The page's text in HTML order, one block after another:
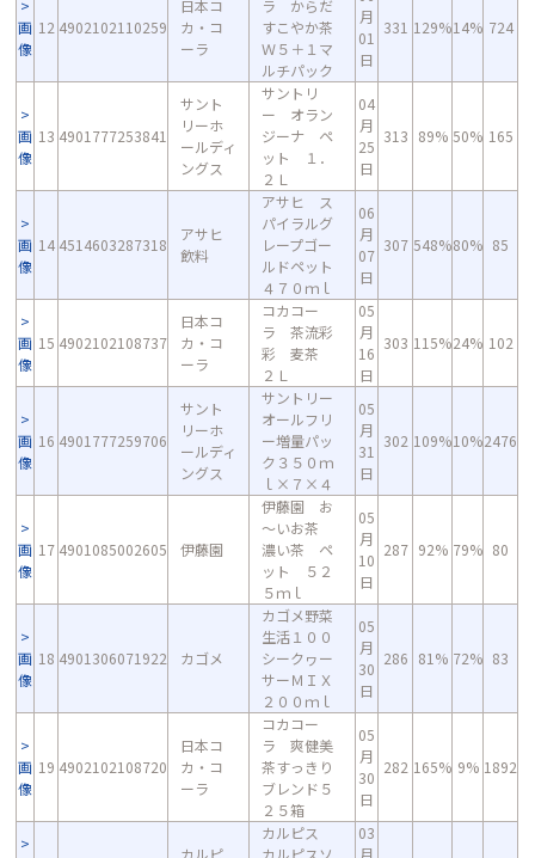
画
像
12 4902102110259
日本コ
カ・コ
ーラ
ラ からだ
すこやか茶
Ｗ５＋１マ
ルチパック
月
01
日
331 129%14% 724
画
像
13 4901777253841
サント
リーホ
ールディ
ングス
サントリ
ー オラン
ジーナ ペ
ット １．
２Ｌ
04
月
25
日
313 89% 50% 165
画
像
14 4514603287318
アサヒ
飲料
アサヒ ス
パイラルグ
レープゴー
ルドペット
４７０ｍｌ
06
月
07
日
307 548%80% 85
画
像
15 4902102108737
日本コ
カ・コ
ーラ
コカコー
ラ 茶流彩
彩 麦茶
２Ｌ
05
月
16
日
303 115%24% 102
画
像
16 4901777259706
サント
リーホ
ールディ
ングス
サントリー
オールフリ
ー増量パッ
ク３５０ｍ
ｌ×７×４
05
月
31
日
302 109%10%2476
画
像
17 4901085002605 伊藤園
伊藤園 お
～いお茶
濃い茶 ペ
ット ５２
５ｍｌ
05
月
10
日
287 92% 79% 80
画
像
18 4901306071922 カゴメ
カゴメ野菜
生活１００
シークヮー
サーＭＩＸ
２００ｍｌ
05
月
30
日
286 81% 72% 83
画
像
19 4902102108720
日本コ
カ・コ
ーラ
コカコー
ラ 爽健美
茶すっきり
ブレンド５
２５箱
05
月
30
日
282 165% 9% 1892
カルピ
カルピス
カルピスソ
03
月